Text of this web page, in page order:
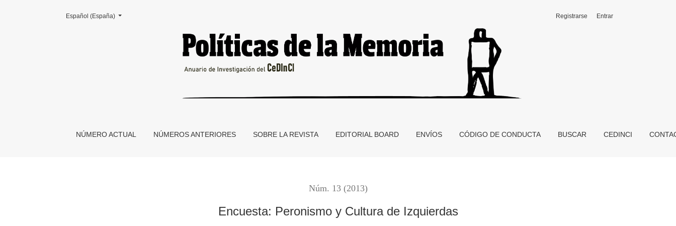
Encuesta: Peronismo y Cultura de Izquierdas
NÚMERO ACTUAL NÚMEROS ANTERIORES SOBRE LA REVISTA EDITORIAL BOARD ENVÍOS CÓDIGO DE CONDUCTA BUSCAR CEDINCI
Registrarse Entrar
Cambiar el idioma. El actual es:
Español (España)
Núm. 13 (2013)
Encuesta: Peronismo y Cultura de Izquierdas